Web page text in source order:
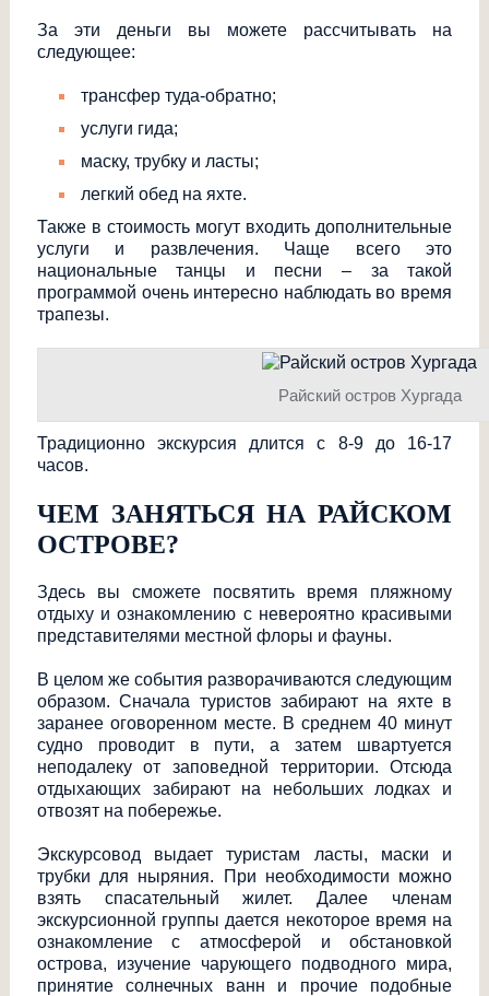
За эти деньги вы можете рассчитывать на
следующее:
трансфер туда-обратно;
услуги гида;
маску, трубку и ласты;
легкий обед на яхте.
Также в стоимость могут входить дополнительные
услуги и развлечения. Чаще всего это
национальные танцы и песни – за такой
программой очень интересно наблюдать во время
трапезы.
Райский остров Хургада
Традиционно экскурсия длится с 8-9 до 16-17
часов.
ЧЕМ ЗАНЯТЬСЯ НА РАЙСКОМ
ОСТРОВЕ?
Здесь вы сможете посвятить время пляжному
отдыху и ознакомлению с невероятно красивыми
представителями местной флоры и фауны.
В целом же события разворачиваются следующим
образом. Сначала туристов забирают на яхте в
заранее оговоренном месте. В среднем 40 минут
судно проводит в пути, а затем швартуется
неподалеку от заповедной территории. Отсюда
отдыхающих забирают на небольших лодках и
отвозят на побережье.
Экскурсовод выдает туристам ласты, маски и
трубки для ныряния. При необходимости можно
взять спасательный жилет. Далее членам
экскурсионной группы дается некоторое время на
ознакомление с атмосферой и обстановкой
острова, изучение чарующего подводного мира,
принятие солнечных ванн и прочие подобные